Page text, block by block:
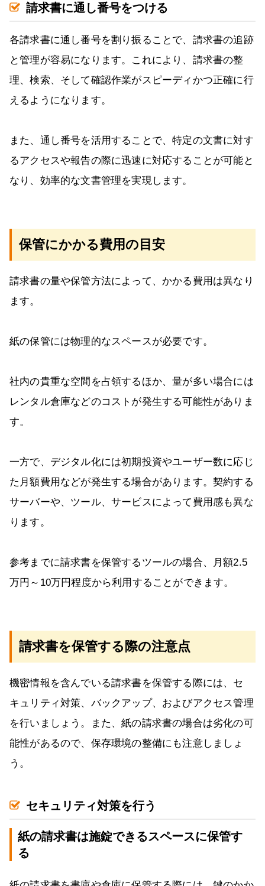
請求書に通し番号をつける
各請求書に通し番号を割り振ることで、請求書の追跡
と管理が容易になります。これにより、請求書の整
理、検索、そして確認作業がスピーディかつ正確に行
えるようになります。
また、通し番号を活用することで、特定の文書に対す
るアクセスや報告の際に迅速に対応することが可能と
なり、効率的な文書管理を実現します。
保管にかかる費用の目安
請求書の量や保管方法によって、かかる費用は異なり
ます。
紙の保管には物理的なスペースが必要です。
社内の貴重な空間を占領するほか、量が多い場合には
レンタル倉庫などのコストが発生する可能性がありま
す。
一方で、デジタル化には初期投資やユーザー数に応じ
た月額費用などが発生する場合があります。契約する
サーバーや、ツール、サービスによって費用感も異な
ります。
参考までに請求書を保管するツールの場合、月額2.5
万円～10万円程度から利用することができます。
請求書を保管する際の注意点
機密情報を含んでいる請求書を保管する際には、セ
キュリティ対策、バックアップ、およびアクセス管理
を行いましょう。また、紙の請求書の場合は劣化の可
能性があるので、保存環境の整備にも注意しましょ
う。
セキュリティ対策を行う
紙の請求書は施錠できるスペースに保管す
る